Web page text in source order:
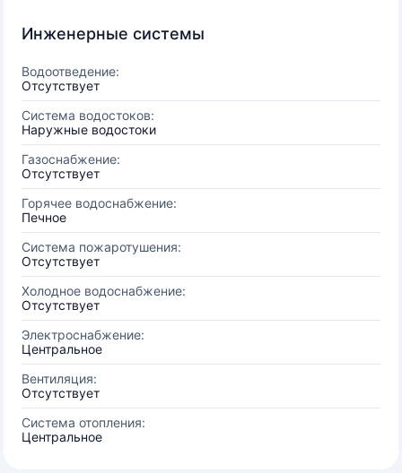
Инженерные системы
Водоотведение:
Отсутствует
Система водостоков:
Наружные водостоки
Газоснабжение:
Отсутствует
Горячее водоснабжение:
Печное
Система пожаротушения:
Отсутствует
Холодное водоснабжение:
Отсутствует
Электроснабжение:
Центральное
Вентиляция:
Отсутствует
Система отопления:
Центральное